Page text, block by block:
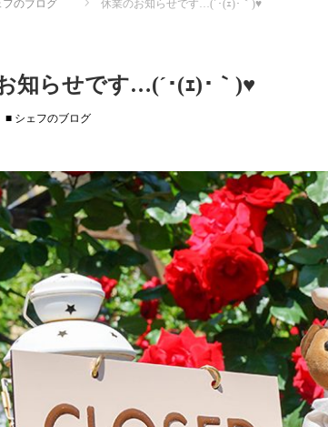
フのブログ 休業のお知らせです…(´･(ｪ)･｀)♥
知らせです…(´･(ｪ)･｀)♥
■ シェフのブログ